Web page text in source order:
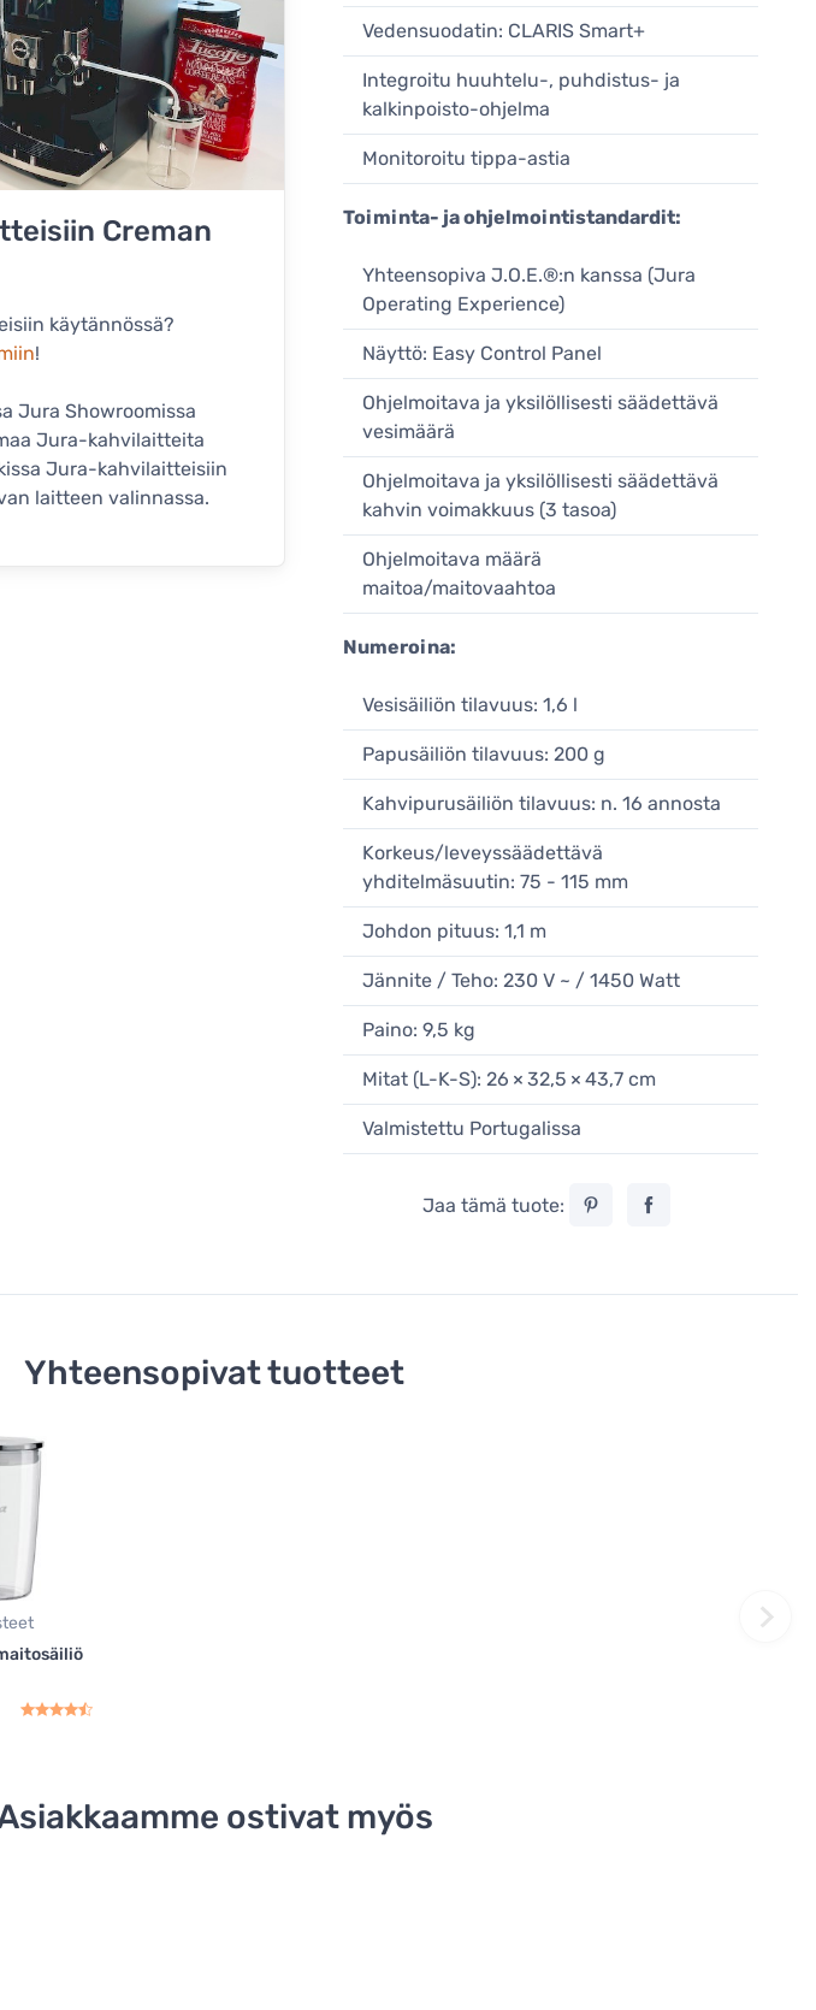
Creman
käytännössä?
!
Jura Showroomissa
Jura-kahvilaitteita
Jura-kahvilaitteisiin
laitteen valinnassa.
Vedensuodatin: CLARIS Smart+
Integroitu huuhtelu-, puhdistus- ja
kalkinpoisto-ohjelma
Monitoroitu tippa-astia
Toiminta- ja ohjelmointistandardit:
Yhteensopiva J.O.E.®:n kanssa (Jura
Operating Experience)
Näyttö: Easy Control Panel
Ohjelmoitava ja yksilöllisesti säädettävä
vesimäärä
Ohjelmoitava ja yksilöllisesti säädettävä
kahvin voimakkuus (3 tasoa)
Ohjelmoitava määrä
maitoa/maitovaahtoa
Numeroina:
Vesisäiliön tilavuus: 1,6 l
Papusäiliön tilavuus: 200 g
Kahvipurusäiliön tilavuus: n. 16 annosta
Korkeus/leveyssäädettävä
yhditelmäsuutin: 75 - 115 mm
Johdon pituus: 1,1 m
Jännite / Teho: 230 V ~ / 1450 Watt
Paino: 9,5 kg
Mitat (L-K-S): 26 × 32,5 × 43,7 cm
Valmistettu Portugalissa
Jaa tämä tuote:
Yhteensopivat tuotteet
ostivat myös